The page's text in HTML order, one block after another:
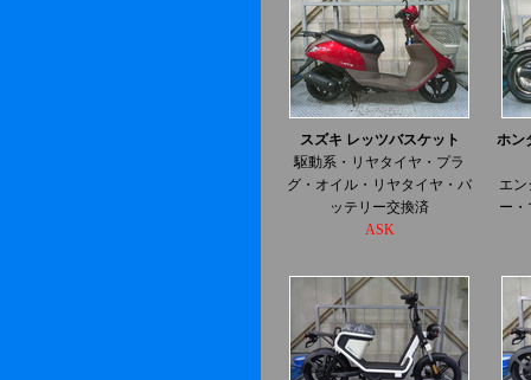
スズキ レッツバスケット
駆動系・リヤタイヤ・プラ
グ・オイル・リヤタイヤ・バ
ッテリー交換済
ASK
ホン
エ
ー